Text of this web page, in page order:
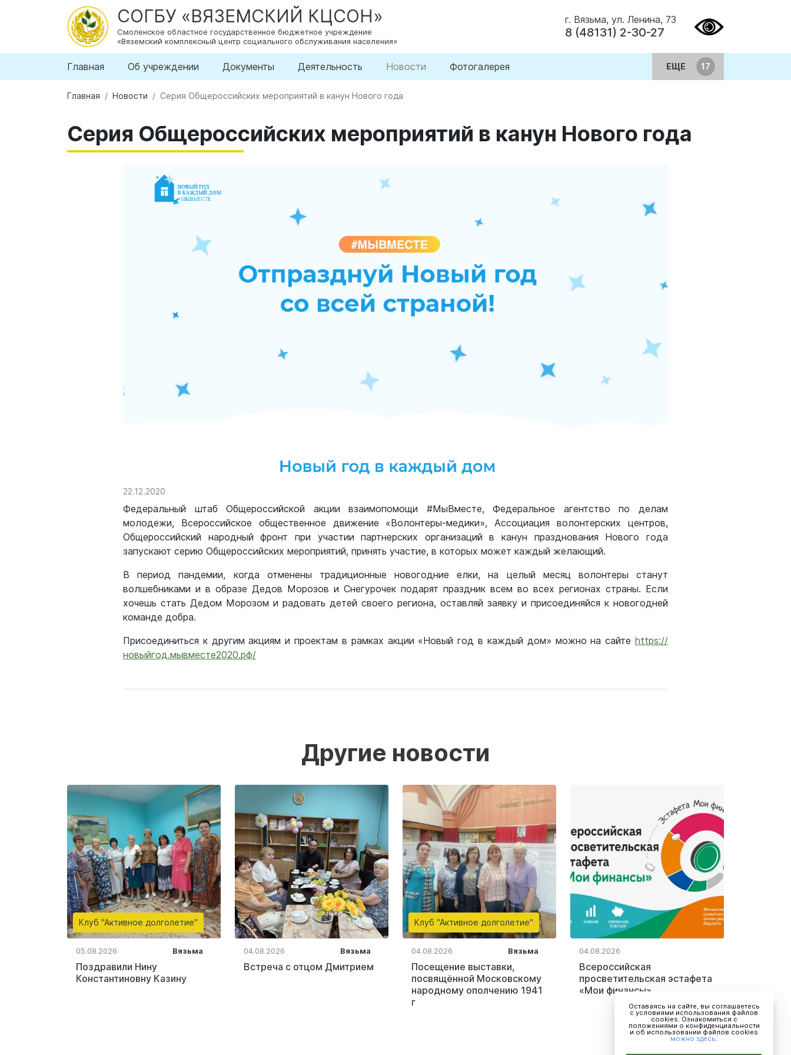
СОГБУ «ВЯЗЕМСКИЙ КЦСОН»
Смоленское областное государственное бюджетное учреждение
«Вяземский комплексный центр социального обслуживания населения»
г. Вязьма, ул. Ленина, 73
8 (48131) 2-30-27
Главная Об учреждении Документы Деятельность Новости Фотогалерея ЕЩЕ
Главная Новости Серия Общероссийских мероприятий в канун Нового года
Серия Общероссийских мероприятий в канун Нового года
22.12.2020
Федеральный штаб Общероссийской акции взаимопомощи #МыВместе, Федеральное агентство по делам
молодежи, Всероссийское общественное движение «Волонтеры-медики», Ассоциация волонтерских центров,
Общероссийский народный фронт при участии партнерских организаций в канун празднования Нового года
запускают серию Общероссийских мероприятий, принять участие, в которых может каждый желающий.
В период пандемии, когда отменены традиционные новогодние елки, на целый месяц волонтеры станут
волшебниками и в образе Дедов Морозов и Снегурочек подарят праздник всем во всех регионах страны. Если
хочешь стать Дедом Морозом и радовать детей своего региона, оставляй заявку и присоединяйся к новогодней
команде добра.
Присоединиться к другим акциям и проектам в рамках акции «Новый год в каждый дом» можно на сайте https://
новыйгод.мывместе2020.рф/
Другие новости
Клуб "Активное долголетие"
05.08.2026 Вязьма
Поздравили Нину
Константиновну Казину
04.08.2026 Вязьма
Встреча с отцом Дмитрием
Клуб "Активное долголетие"
04.08.2026 Вязьма
Посещение выставки,
посвящённой Московскому
народному ополчению 1941
г
04.08.2026
Всероссийская
просветительская эстафета
«Мои финансы»
Оставаясь на сайте, вы соглашаетесь
с условиями использования файлов
cookies. Ознакомиться с
положениями о конфиденциальности
и об использовании файлов cookies
можно здесь.